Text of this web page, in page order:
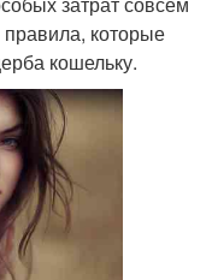
которые
кошельку.